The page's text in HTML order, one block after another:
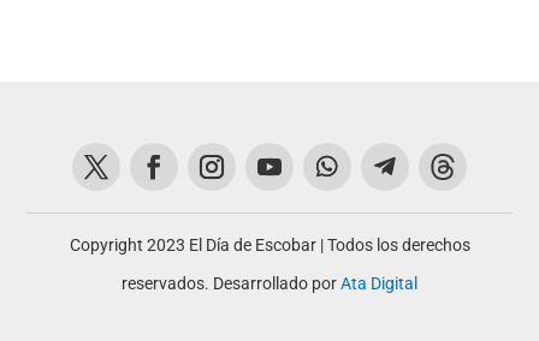
Copyright 2023 El Día de Escobar | Todos los derechos
reservados. Desarrollado porAta Digital